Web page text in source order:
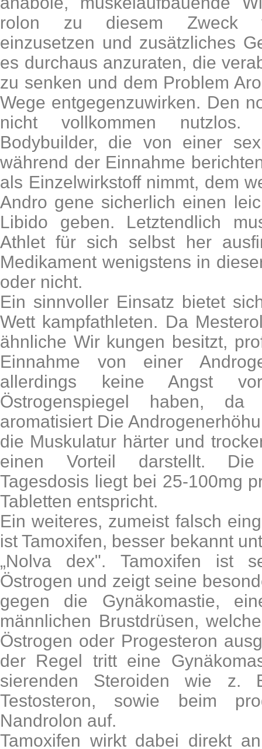
rolon zu diesem Zweck
einzusetzen und zusätzliches
es durchaus anzuraten, die
zu senken und dem Problem
Wege entgegenzuwirken. Den
nicht vollkommen
Bodybuilder, die von einer
während der Einnahme
als Einzelwirkstoff nimmt, dem
Andro gene sicherlich einen
Libido geben. Letztendlich
Athlet für sich selbst her
Medikament wenigstens in
oder nicht.
Ein sinnvoller Einsatz bietet
Wett kampfathleten. Da
ähnliche Wir kungen besitzt,
Einnahme von einer
allerdings keine Angst
Östrogenspiegel haben,
aromatisiert Die
die Muskulatur härter und
einen Vorteil darstellt. Die
Tagesdosis liegt bei 25-100mg
Tabletten entspricht.
Ein weiteres, zumeist falsch
ist Tamoxifen, besser bekannt
„Nolva dex". Tamoxifen ist
Östrogen und zeigt seine
gegen die Gynäkomastie,
männlichen Brustdrüsen,
Östrogen oder Progesteron
der Regel tritt eine
sierenden Steroiden wie z.
Testosteron, sowie beim
Nandrolon auf.
Tamoxifen wirkt dabei direkt